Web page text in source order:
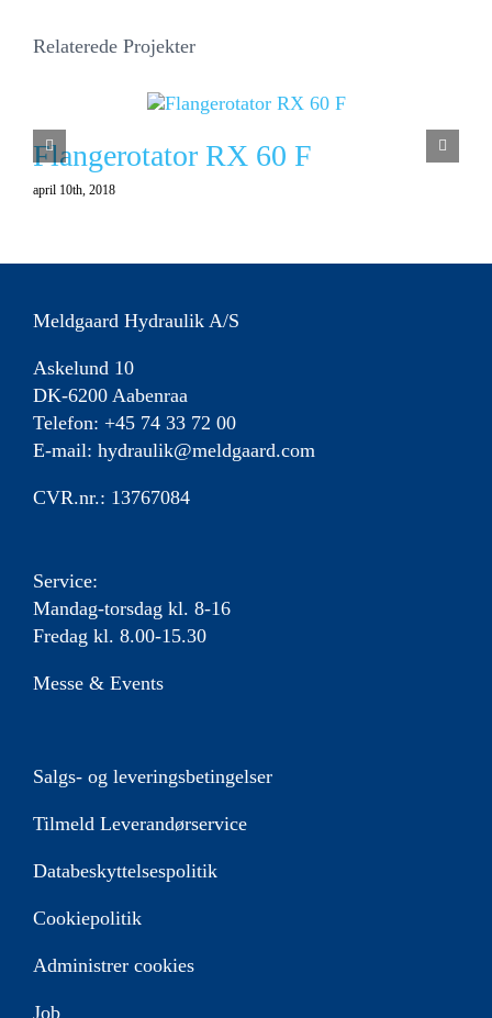
Relaterede Projekter
Flangerotator RX 60 F
april 10th, 2018
Meldgaard Hydraulik A/S
Askelund 10
DK-6200 Aabenraa
Telefon: +45 74 33 72 00
E-mail: hydraulik@meldgaard.com
CVR.nr.: 13767084
Service:
Mandag-torsdag kl. 8-16
Fredag kl. 8.00-15.30
Messe & Events
Salgs- og leveringsbetingelser
Tilmeld Leverandørservice
Databeskyttelsespolitik
Cookiepolitik
Administrer cookies
Job